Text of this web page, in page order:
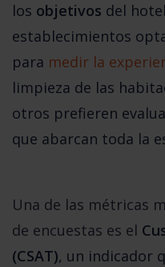
los objetivos del
establecimientos
para medir la
limpieza de las
otros prefieren
que abarcan toda la
Una de las métricas
de encuestas es el
(CSAT), un indicador